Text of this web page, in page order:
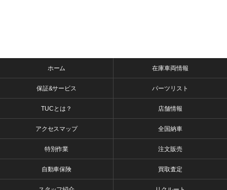
ホーム 在庫車両情報
保証&サービス パーツリスト
TUCとは？ 店舗情報
アクセスマップ 全国納車
特別作業 注文販売
自動車保険 買取査定